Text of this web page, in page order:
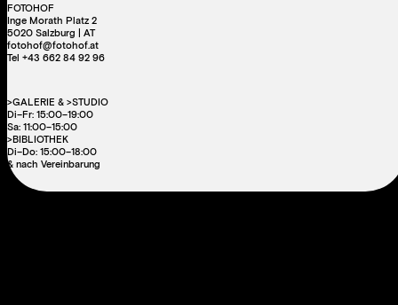
FOTOHOF
Inge Morath Platz 2
5020 Salzburg | AT
fotohof@fotohof.at
Tel +43 662 84 92 96
>GALERIE & >STUDIO
Di–Fr: 15:00–19:00
Sa: 11:00–15:00
>BIBLIOTHEK
Di–Do: 15:00–18:00
& nach Vereinbarung